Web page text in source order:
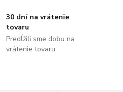
30 dní na vrátenie
tovaru
Predĺžili sme dobu na
vrátenie tovaru